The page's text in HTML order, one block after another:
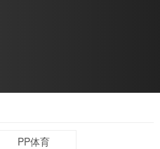
PP体育